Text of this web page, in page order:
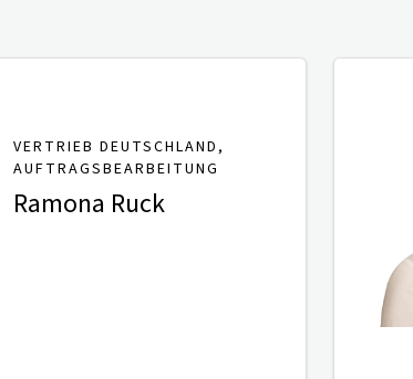
VERTRIEB DEUTSCHLAND,
AUFTRAGSBEARBEITUNG
Ramona Ruck